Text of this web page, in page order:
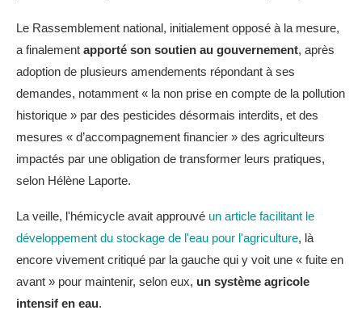
Le Rassemblement national, initialement opposé à la mesure,
a finalement apporté son soutien au gouvernement, après
adoption de plusieurs amendements répondant à ses
demandes, notamment « la non prise en compte de la pollution
historique » par des pesticides désormais interdits, et des
mesures « d’accompagnement financier » des agriculteurs
impactés par une obligation de transformer leurs pratiques,
selon Hélène Laporte.
La veille, l'hémicycle avait approuvé un article facilitant le
développement du stockage de l'eau pour l'agriculture, là
encore vivement critiqué par la gauche qui y voit une « fuite en
avant » pour maintenir, selon eux, un système agricole
intensif en eau.